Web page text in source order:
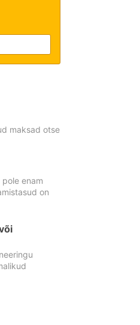
maksad otse
enam
on